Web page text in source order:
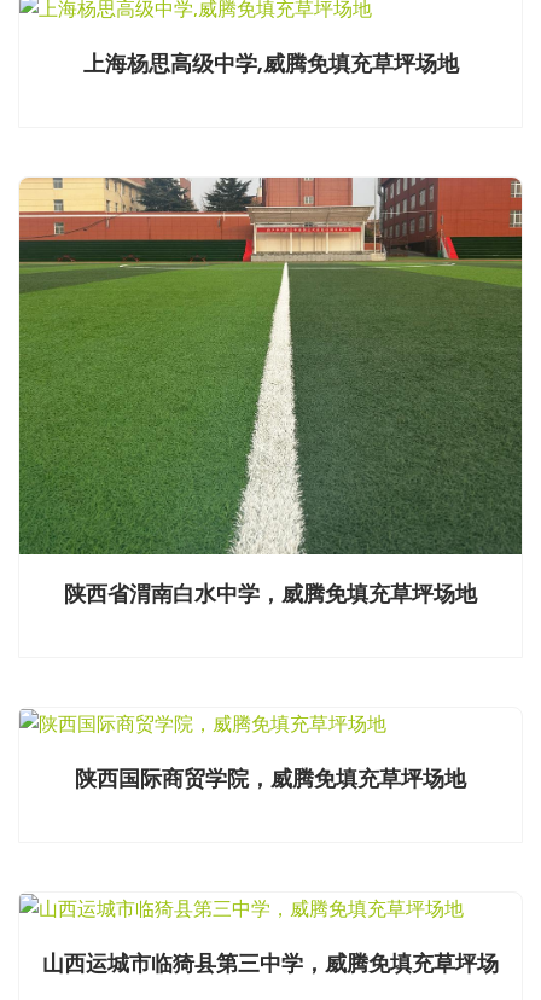
上海杨思高级中学,威腾免填充草坪场地
陕西省渭南白水中学，威腾免填充草坪场地
陕西国际商贸学院，威腾免填充草坪场地
山西运城市临猗县第三中学，威腾免填充草坪场